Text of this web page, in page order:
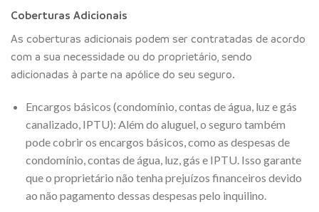
Coberturas Adicionais
As coberturas adicionais podem ser contratadas de acordo
com a sua necessidade ou do proprietário, sendo
adicionadas à parte na apólice do seu seguro.
Encargos básicos (condomínio, contas de água, luz e gás
canalizado, IPTU): Além do aluguel, o seguro também
pode cobrir os encargos básicos, como as despesas de
condomínio, contas de água, luz, gás e IPTU. Isso garante
que o proprietário não tenha prejuízos financeiros devido
ao não pagamento dessas despesas pelo inquilino.